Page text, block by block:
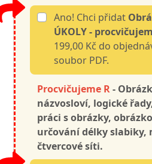
Ano! Chci přidat
ÚKOLY -
199,00 Kč do
soubor PDF.
Procvičujeme R-
názvosloví, logické
práci s obrázky,
určování délky slabiky,
čtvercové síti.